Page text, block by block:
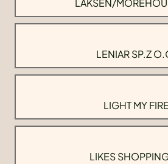
LAKSEN/
LENIAR SP.Z
LIGHT MY
LIKES